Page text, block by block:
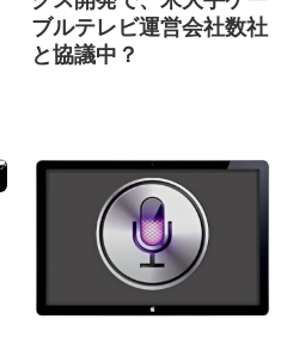
ブルテレビ運営会社数社
と協議中？